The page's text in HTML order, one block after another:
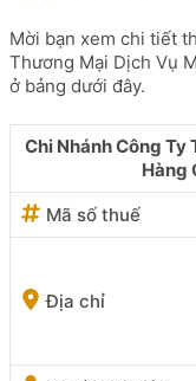
Mời bạn xem chi tiết
Thương Mại Dịch Vụ
ở bảng dưới đây.
Chi Nhánh Công Ty
Hàng
Mã số thuế
Địa chỉ